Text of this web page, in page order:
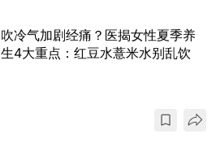
吹冷气加剧经痛？医揭女性夏季养
生4大重点：红豆水薏米水别乱饮